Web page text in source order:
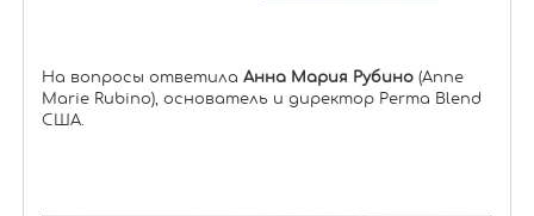
На вопросы ответила Анна Мария Рубино(Anne
Marie Rubino), основатель и директор Perma Blend
США.